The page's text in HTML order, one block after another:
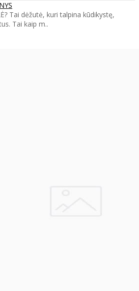
Tai dėžutė, kuri talpina kūdikystę,
Tai kaip m..